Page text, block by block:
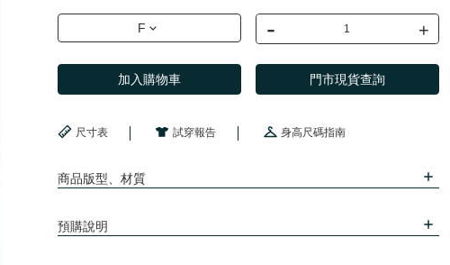
F - +
加入購物車 門市現貨查詢
尺寸表 試穿報告 身高尺碼指南
商品版型、材質
預購說明